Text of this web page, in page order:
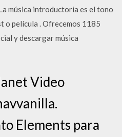
música introductoria es el tono
o película . Ofrecemos 1185
y descargar música
Video
Elements para